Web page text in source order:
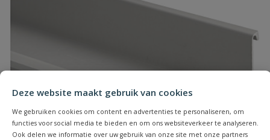
Deze website maakt gebruik van cookies
We gebruiken cookies om content en advertenties te personaliseren, om
functies voor social media te bieden en om ons websiteverkeer te analyseren.
Ook delen we informatie over uw gebruik van onze site met onze partners
Samenvatting
Beoordeling